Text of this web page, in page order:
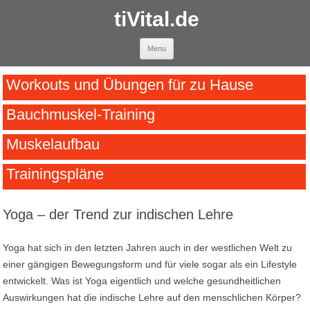
tiVital.de
Menu
Workouts und Übungen für zu Hause
Bauchmuskel-Training
Muskelaufbau
Trainingspläne
Yoga – der Trend zur indischen Lehre
Yoga hat sich in den letzten Jahren auch in der westlichen Welt zu
einer gängigen Bewegungsform und für viele sogar als ein Lifestyle
entwickelt. Was ist Yoga eigentlich und welche gesundheitlichen
Auswirkungen hat die indische Lehre auf den menschlichen Körper?